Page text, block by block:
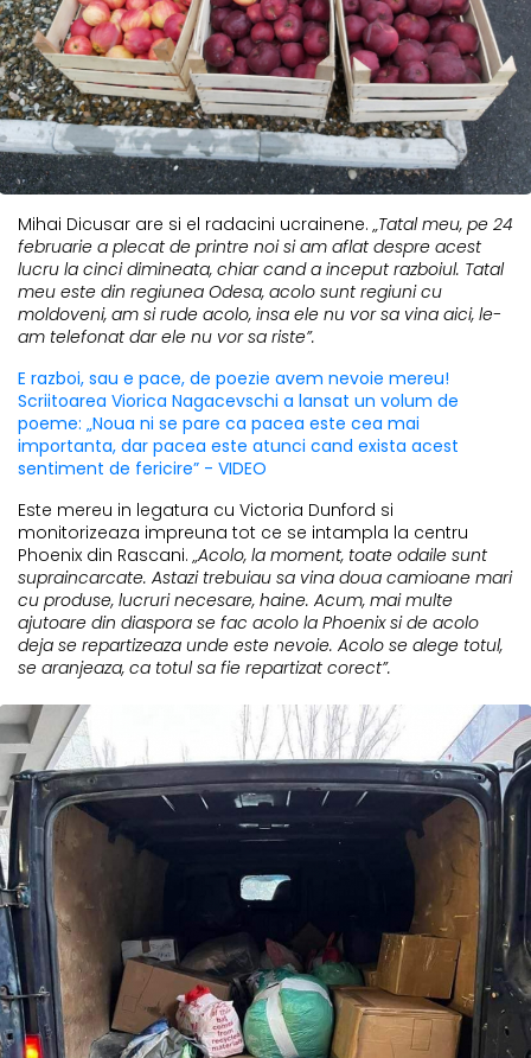
Mihai Dicusar are si el radacini ucrainene. „Tatal meu, pe 24
februarie a plecat de printre noi si am aflat despre acest
lucru la cinci dimineata, chiar cand a inceput razboiul. Tatal
meu este din regiunea Odesa, acolo sunt regiuni cu
moldoveni, am si rude acolo, insa ele nu vor sa vina aici, le-
am telefonat dar ele nu vor sa riste”.
E razboi, sau e pace, de poezie avem nevoie mereu!
Scriitoarea Viorica Nagacevschi a lansat un volum de
poeme: „Noua ni se pare ca pacea este cea mai
importanta, dar pacea este atunci cand exista acest
sentiment de fericire” - VIDEO
Este mereu in legatura cu Victoria Dunford si
monitorizeaza impreuna tot ce se intampla la centru
Phoenix din Rascani. „Acolo, la moment, toate odaile sunt
supraincarcate. Astazi trebuiau sa vina doua camioane mari
cu produse, lucruri necesare, haine. Acum, mai multe
ajutoare din diaspora se fac acolo la Phoenix si de acolo
deja se repartizeaza unde este nevoie. Acolo se alege totul,
se aranjeaza, ca totul sa fie repartizat corect”.